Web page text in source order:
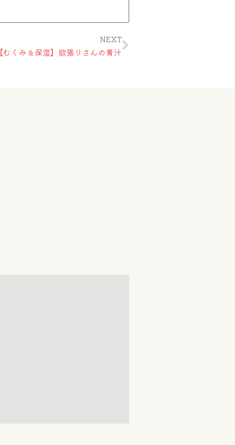
NEXT
【むくみ＆保湿】欲張りさんの青汁
Next